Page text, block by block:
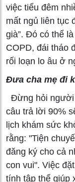
việc tiểu đêm
mất ngủ liên tục
già”. Đó có thể
COPD, đái tháo
rối loạn lo âu ở
Đưa cha mẹ đi
Đừng hỏi người
câu trả lời 90%
lịch khám sức
rằng: "Tiện
đăng ký cho cả
con vui". Việc
tính tập thể giúp